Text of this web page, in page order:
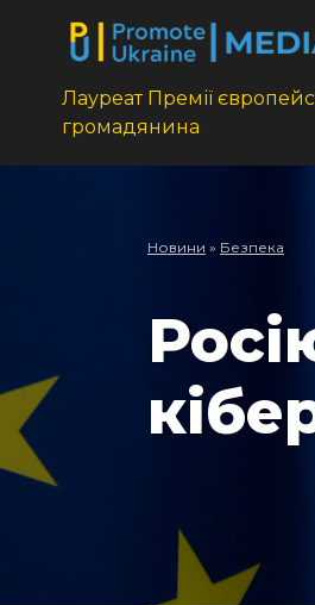
Лауреат Премії
громадянина
Новини » Безпека